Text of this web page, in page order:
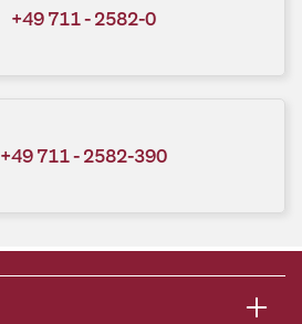
+49 711 - 2582-0
+49 711 - 2582-390